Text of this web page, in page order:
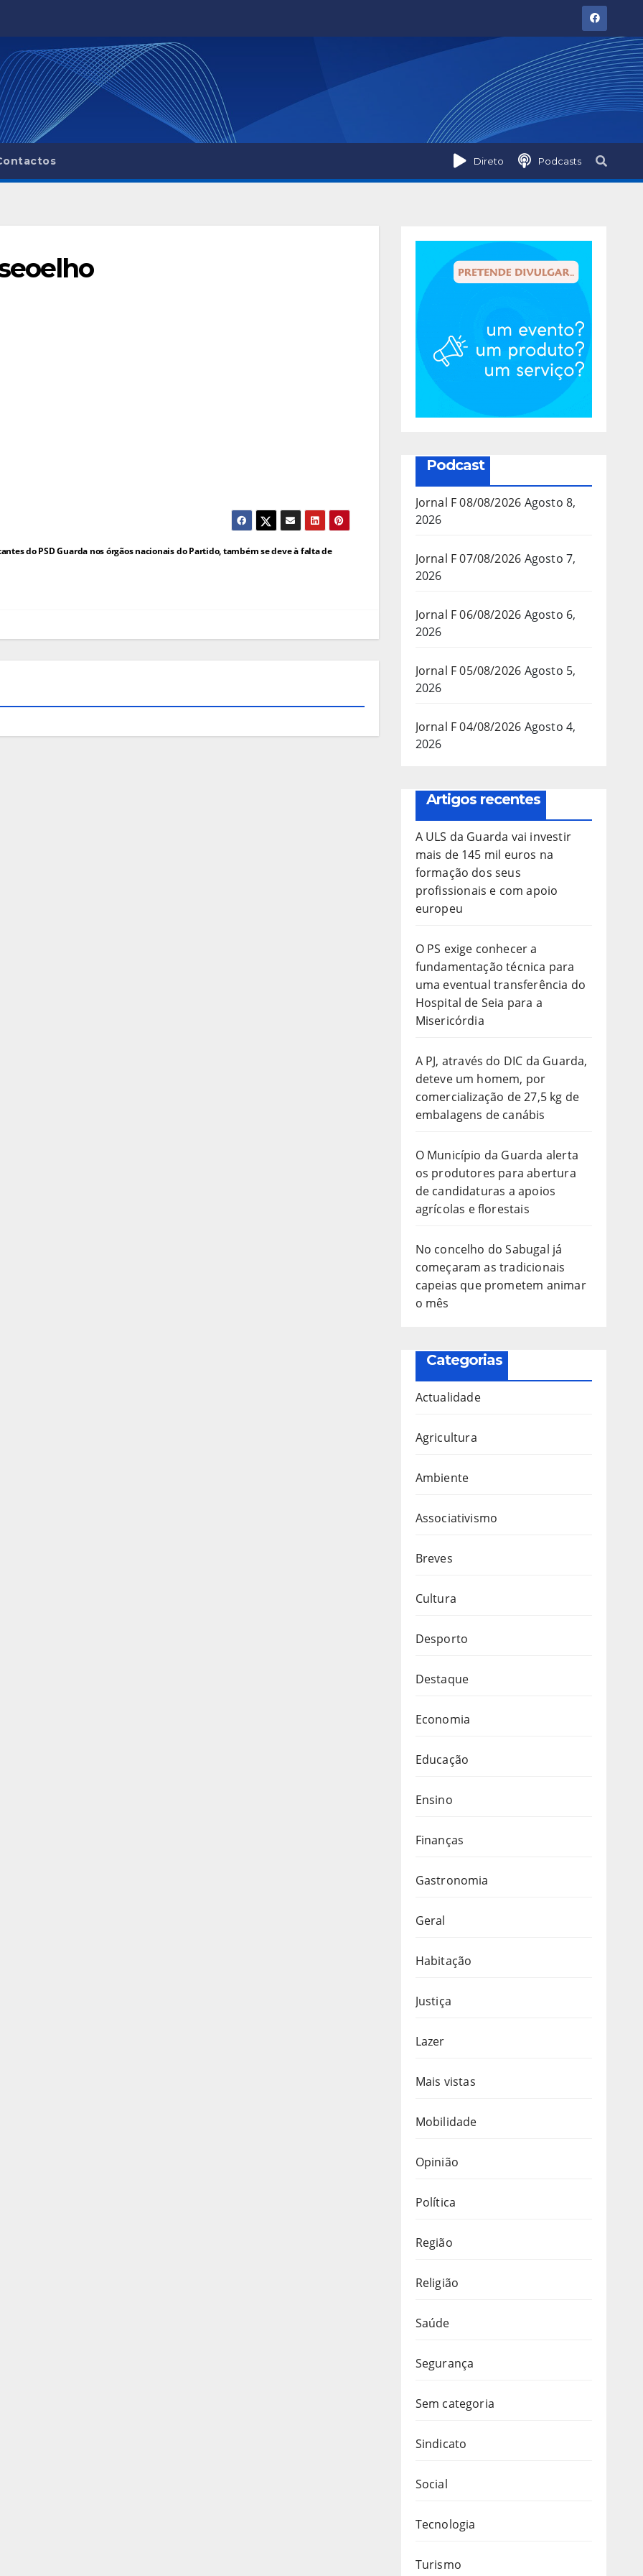
Direto Podcasts
do PSD Guarda nos órgãos nacionais do Partido, também se deve à falta de
Podcast
Jornal F 08/08/2026 Agosto 8,
2026
Jornal F 07/08/2026 Agosto 7,
2026
Jornal F 06/08/2026 Agosto 6,
2026
Jornal F 05/08/2026 Agosto 5,
2026
Jornal F 04/08/2026 Agosto 4,
2026
Artigos recentes
A ULS da Guarda vai investir
mais de 145 mil euros na
formação dos seus
profissionais e com apoio
europeu
O PS exige conhecer a
fundamentação técnica para
uma eventual transferência do
Hospital de Seia para a
Misericórdia
A PJ, através do DIC da Guarda,
deteve um homem, por
comercialização de 27,5 kg de
embalagens de canábis
O Município da Guarda alerta
os produtores para abertura
de candidaturas a apoios
agrícolas e florestais
No concelho do Sabugal já
começaram as tradicionais
capeias que prometem animar
o mês
Categorias
Actualidade
Agricultura
Ambiente
Associativismo
Breves
Cultura
Desporto
Destaque
Economia
Educação
Ensino
Finanças
Gastronomia
Geral
Habitação
Justiça
Lazer
Mais vistas
Mobilidade
Opinião
Política
Região
Religião
Saúde
Segurança
Sem categoria
Sindicato
Social
Tecnologia
Turismo